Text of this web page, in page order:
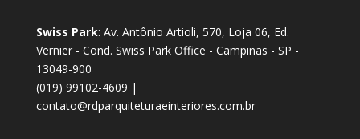
Swiss Park: Av. Antônio Artioli, 570, Loja 06, Ed.
Vernier - Cond. Swiss Park Office - Campinas - SP -
13049-900
(019) 99102-4609 |
contato@rdparquiteturaeinteriores.com.br